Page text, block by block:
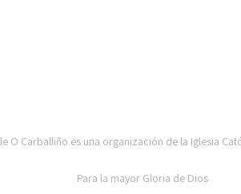
O Carballiño es una organización de la Iglesia
Para la mayor Gloria de Dios